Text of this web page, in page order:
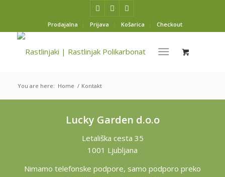
Prodajalna Prijava Košarica Checkout
You are here: Home / Kontakt
Lucky Garden d.o.o
Letališka cesta 35
1001 Ljubljana
Nimamo telefonske podpore, samo podporo preko